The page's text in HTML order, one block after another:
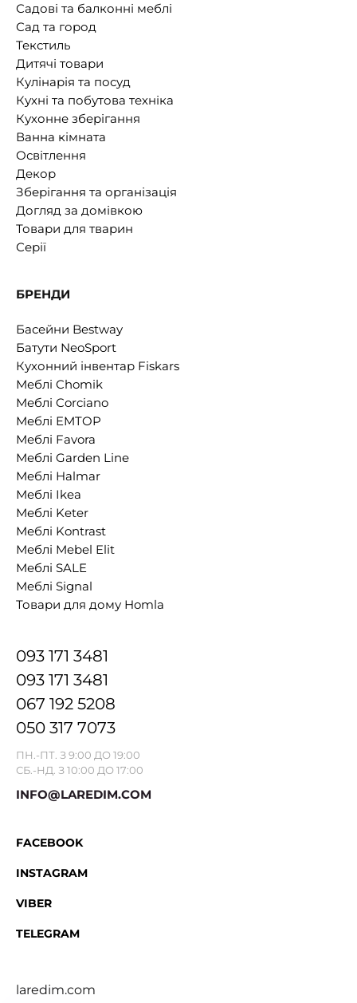
Садові та балконні меблі
Сад та город
Текстиль
Дитячі товари
Кулінарія та посуд
Кухні та побутова техніка
Кухонне зберігання
Ванна кімната
Освітлення
Декор
Зберігання та організація
Догляд за домівкою
Товари для тварин
Серії
БРЕНДИ
Басейни Bestway
Батути NeoSport
Кухонний інвентар Fiskars
Меблі Chomik
Меблі Corciano
Меблі EMTOP
Меблі Favora
Меблі Garden Line
Меблі Halmar
Меблі Ikea
Меблі Keter
Меблі Kontrast
Меблі Mebel Elit
Меблі SALE
Меблі Signal
Товари для дому Homla
093 171 3481
093 171 3481
067 192 5208
050 317 7073
ПН.-ПТ. З 9:00 ДО 19:00
СБ.-НД. З 10:00 ДО 17:00
INFO@LAREDIM.COM
FACEBOOK
INSTAGRAM
VIBER
TELEGRAM
laredim.com